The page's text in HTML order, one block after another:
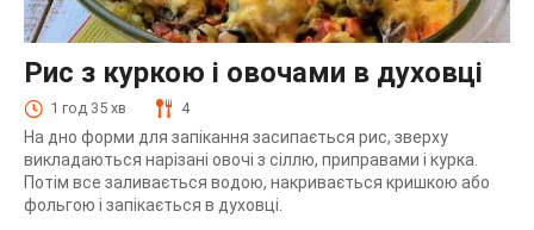
Рис з куркою і овочами в духовці
1 год 35 хв 4
На дно форми для запікання засипається рис, зверху
викладаються нарізані овочі з сіллю, приправами і курка.
Потім все заливається водою, накривається кришкою або
фольгою і запікається в духовці.